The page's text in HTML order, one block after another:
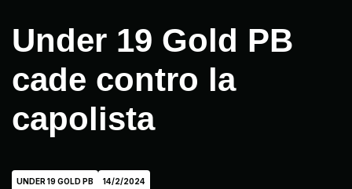
Under 19 Gold PB
cade contro la
capolista
UNDER 19 GOLD PB 14/2/2024